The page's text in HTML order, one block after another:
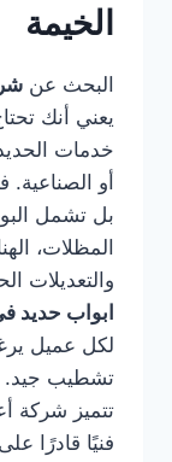
الخيمة
البحث عن
يعني أنك
خدمات
أو
بل تشمل
المظلات،
والتعديلات
ابواب حديد
لكل عميل
تشطيب جيد.
تتميز شركة
فنيًا قادرًا